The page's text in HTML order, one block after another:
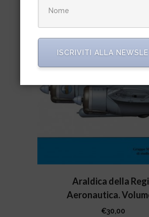
Araldica della
Aeronautica.
€30,00
ISCRIVITI ALLA